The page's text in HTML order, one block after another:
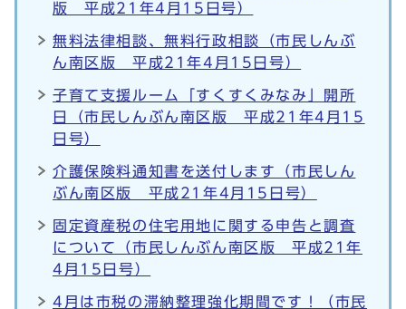
版 平成21年4月15日号）
無料法律相談、無料行政相談（市民しんぶ
ん南区版 平成21年4月15日号）
子育て支援ルーム「すくすくみなみ」開所
日（市民しんぶん南区版 平成21年4月15
日号）
介護保険料通知書を送付します（市民しん
ぶん南区版 平成21年4月15日号）
固定資産税の住宅用地に関する申告と調査
について（市民しんぶん南区版 平成21年
4月15日号）
4月は市税の滞納整理強化期間です！（市民